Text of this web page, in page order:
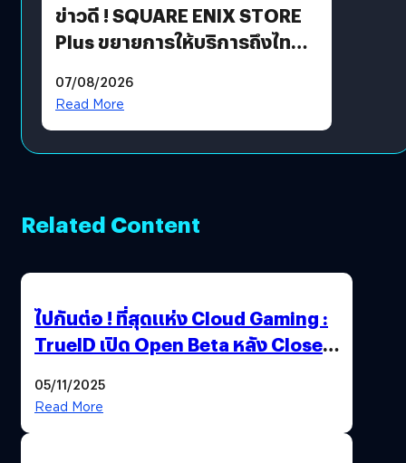
ข่าวดี ! SQUARE ENIX STORE
Plus ขยายการให้บริการถึงไทย
โดยตรง
07/08/2026
Read More
Related Content
ไปกันต่อ ! ที่สุดแห่ง Cloud Gaming :
TrueID เปิด Open Beta หลัง Close
Thailand Game Show 2025 ทะลุ 15
05/11/2025
Read More